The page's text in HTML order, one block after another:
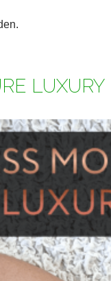
LUXURY